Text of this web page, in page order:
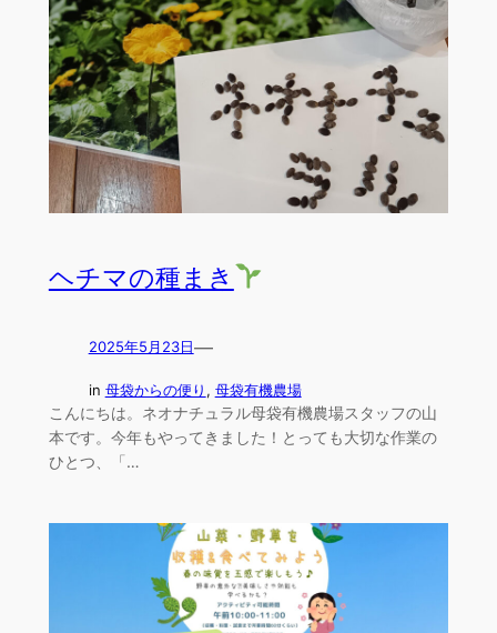
ヘチマの種まき
2025年5月23日 —
in 母袋からの便り , 母袋有機農場
こんにちは。ネオナチュラル母袋有機農場スタッフの山
本です。今年もやってきました！とっても大切な作業の
ひとつ、「…